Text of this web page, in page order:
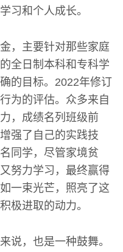
习和个人成长。
，主要针对那些家庭
全日制本科和专科学
的目标。2022年修订
为的评估。众多来自
，成绩名列班级前
强了自己的实践技
同学，尽管家境贫
努力学习，最终赢得
一束光芒，照亮了这
极进取的动力。
说，也是一种鼓舞。